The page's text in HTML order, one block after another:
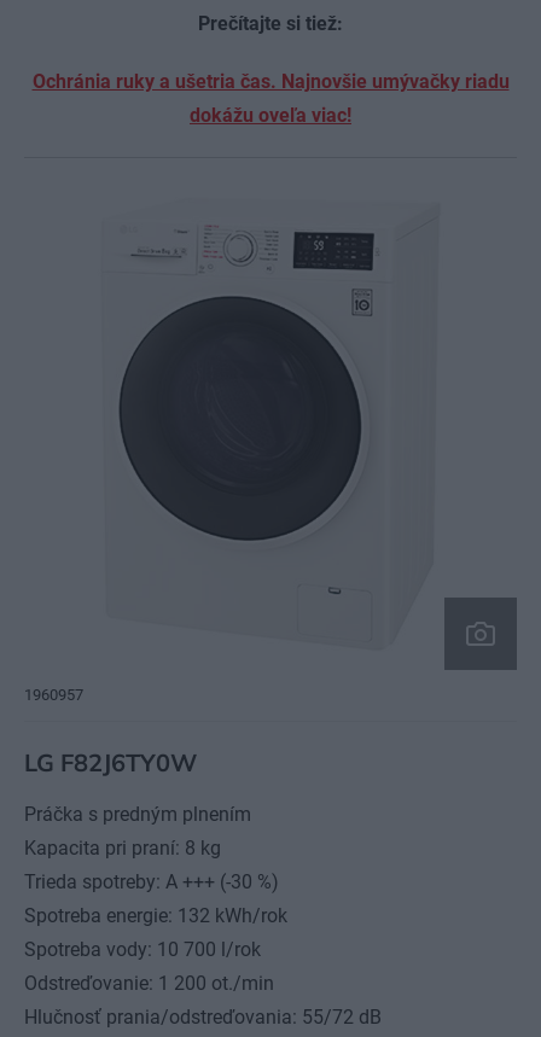
Prečítajte si tiež:
Ochránia ruky a ušetria čas. Najnovšie umývačky riadu
dokážu oveľa viac!
1960957
LG F82J6TY0W
Práčka s predným plnením
Kapacita pri praní: 8 kg
Trieda spotreby: A +++ (-30 %)
Spotreba energie: 132 kWh/rok
Spotreba vody: 10 700 l/rok
Odstreďovanie: 1 200 ot./min
Hlučnosť prania/odstreďovania: 55/72 dB